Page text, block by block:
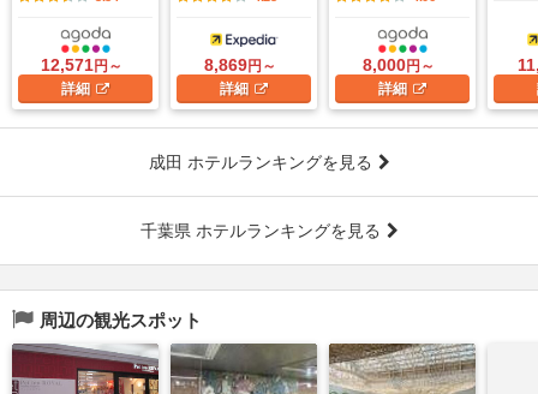
12,571円～
詳細
8,869円～
詳細
8,000円～
詳細
成田 ホテルランキングを見る
千葉県 ホテルランキングを見る
周辺の観光スポット